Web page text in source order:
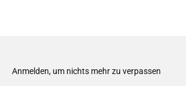
Anmelden, um nichts mehr zu verpassen